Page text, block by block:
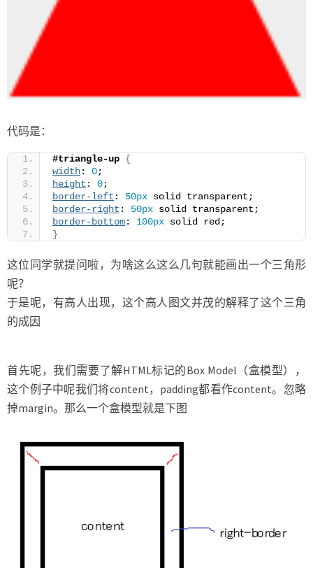
代码是：
#triangle-up {
width: 0;
height : 0;
border-left : 50px solid transparent;
border-right : 50px solid transparent;
border-bottom: 100px solid red;
}
这位同学就提问啦，为啥这么这么几句就能画出一个三角形
呢？
于是呢，有高人出现，这个高人图文并茂的解释了这个三角
的成因
首先呢，我们需要了解HTML标记的Box Model（盒模型），
这个例子中呢我们将content，padding都看作content。忽略
掉margin。那么一个盒模型就是下图